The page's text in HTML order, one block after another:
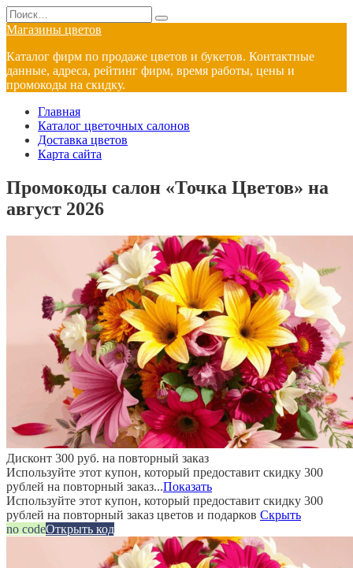
Перейти
к
содержанию
Search
for:
Магазины цветов
Каталог фирм по продаже цветов и букетов. Контактные
данные, адреса, рейтинг фирм, время работы, цены и
промокоды на скидку.
Главная
Каталог цветочных салонов
Доставка цветов
Карта сайта
Промокоды салон «Точка Цветов» на
август 2026
Дисконт 300 руб. на повторный заказ
Используйте этот купон, который предоставит скидку 300
рублей на повторный заказ...Показать
Используйте этот купон, который предоставит скидку 300
рублей на повторный заказ цветов и подарков Скрыть
no codeОткрыть код